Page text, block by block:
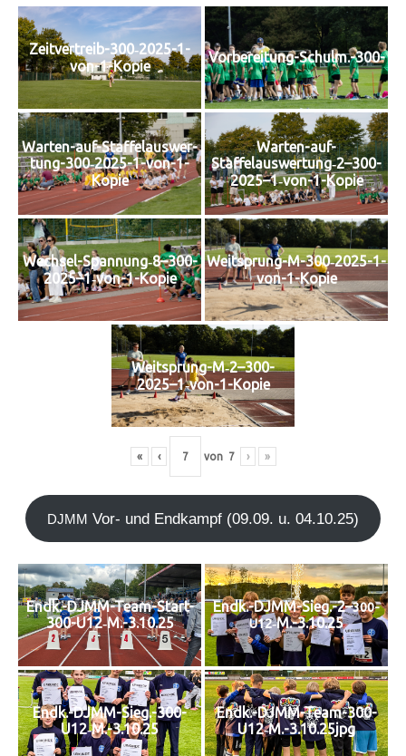
Zeit­ver­treib-300‑2025-1-
von-1-Kopie
Vorbereitung-Schulm.-300-
War­ten-auf-Staf­fel­aus­wer­
tung-300‑2025-1-von-1-
Kopie
Warten-auf-
Staffelauswertung‑2–300-
2025–1‑von-1-Kopie
Wechsel-Spannung‑8–300-
2025–1‑von-1-Kopie
Weit­sprung-M-300‑2025-1-
von-1-Kopie
Weitsprung-M‑2–300-
2025–1‑von-1-Kopie
« ‹ von 7 › »
DJMM Vor- und End­kampf (09.09. u. 04.10.25)
Endk.-DJMM-Team-Start-
300-U12‑M.-3.10.25
Endk.-DJMM-Sieg.-2–300-
U12‑M.-3.10.25
Endk.-DJMM-Sieg.-300-
U12‑M.-3.10.25
Endk.-DJMM-Team-300-
U12‑M.-3.10.25jpg